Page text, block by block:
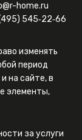
home.ru
545‑22‑66
изменять
период
на сайте, в
элементы,
за услуги